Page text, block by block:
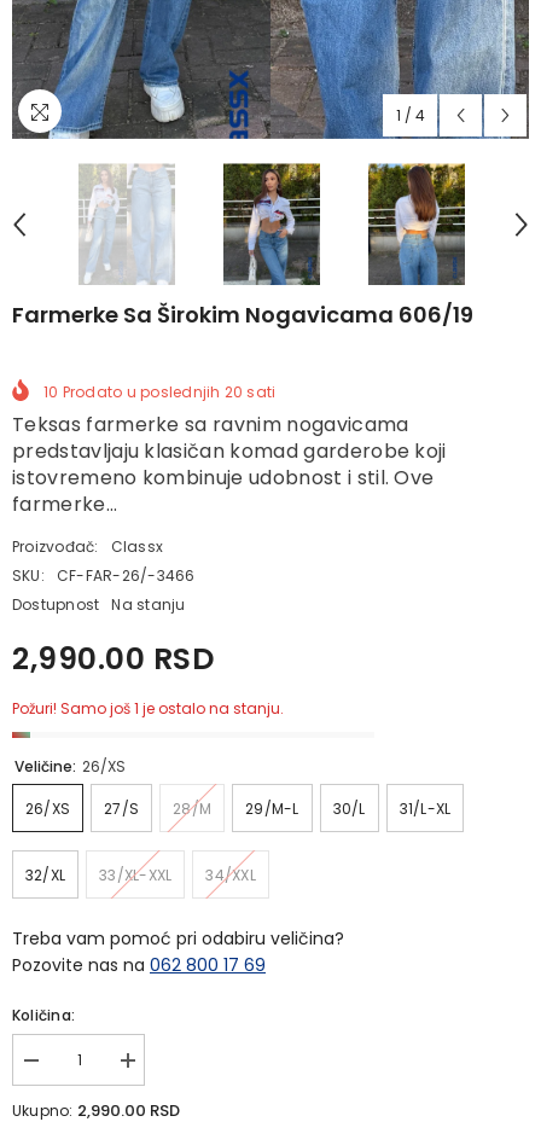
1 / 4
Farmerke Sa Širokim Nogavicama 606/19
10 Prodato u poslednjih 20 sati
Teksas farmerke sa ravnim nogavicama
predstavljaju klasičan komad garderobe koji
istovremeno kombinuje udobnost i stil. Ove
farmerke...
Proizvođač:
Classx
SKU:
CF-FAR-26/-3466
Dostupnost
Na stanju
2,990.00 RSD
Požuri! Samo još 1 je ostalo na stanju.
Veličine: 26/XS
26/XS 27/S 28/M 29/M-L 30/L 31/L-XL
32/XL 33/XL-XXL 34/XXL
Treba vam pomoć pri odabiru veličina?
Pozovite nas na 062 800 17 69
Količina:
količinu
za
Farmerke
Povećaj
količinu
za
Ukupno: 2,990.00 RSD